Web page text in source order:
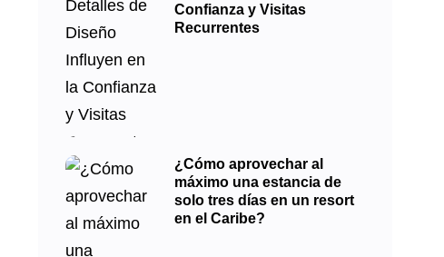
Confianza y Visitas
Recurrentes
¿Cómo aprovechar al
máximo una estancia de
solo tres días en un resort
en el Caribe?